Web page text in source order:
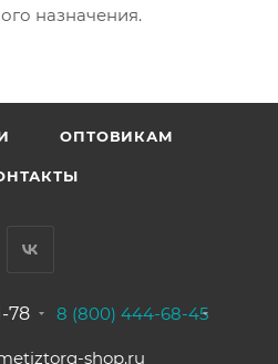
назначения.
ОПТОВИКАМ
78 8 (800) 444-68-45
shop.ru